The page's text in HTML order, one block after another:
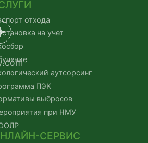
отхода
на учет
аутсорсинг
ПЭК
выбросов
при НМУ
СЕРВИС